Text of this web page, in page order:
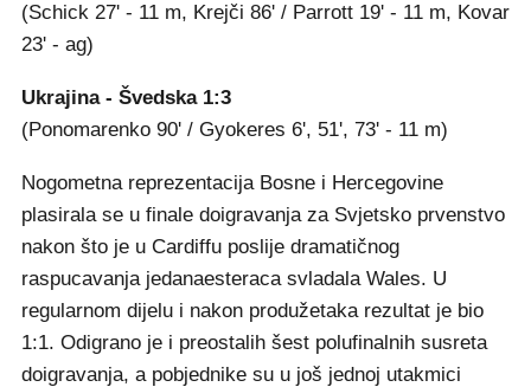
(Schick 27' - 11 m, Krejči 86' / Parrott 19' - 11 m, Kovar
23' - ag)
Ukrajina - Švedska 1:3
(Ponomarenko 90' / Gyokeres 6', 51', 73' - 11 m)
Nogometna reprezentacija Bosne i Hercegovine
plasirala se u finale doigravanja za Svjetsko prvenstvo
nakon što je u Cardiffu poslije dramatičnog
raspucavanja jedanaesteraca svladala Wales. U
regularnom dijelu i nakon produžetaka rezultat je bio
1:1. Odigrano je i preostalih šest polufinalnih susreta
doigravanja, a pobjednike su u još jednoj utakmici